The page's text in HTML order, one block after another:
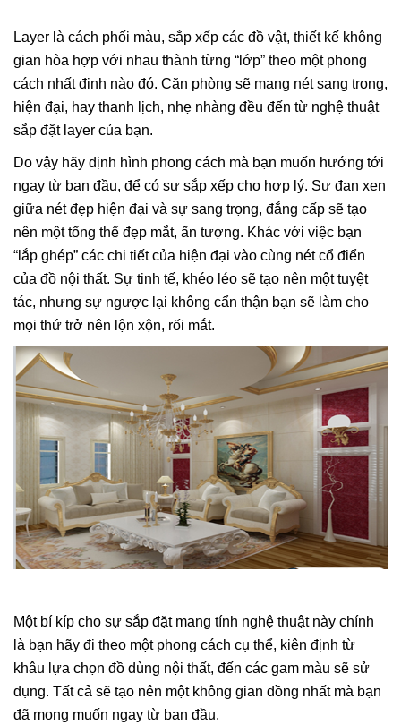
Layer là cách phối màu, sắp xếp các đồ vật, thiết kế không
gian hòa hợp với nhau thành từng “lớp” theo một phong
cách nhất định nào đó. Căn phòng sẽ mang nét sang trọng,
hiện đại, hay thanh lịch, nhẹ nhàng đều đến từ nghệ thuật
sắp đặt layer của bạn.
Do vậy hãy định hình phong cách mà bạn muốn hướng tới
ngay từ ban đầu, để có sự sắp xếp cho hợp lý. Sự đan xen
giữa nét đẹp hiện đại và sự sang trọng, đắng cấp sẽ tạo
nên một tổng thể đẹp mắt, ấn tượng. Khác với việc bạn
“lắp ghép” các chi tiết của hiện đại vào cùng nét cổ điển
của đồ nội thất. Sự tinh tế, khéo léo sẽ tạo nên một tuyệt
tác, nhưng sự ngược lại không cẩn thận bạn sẽ làm cho
mọi thứ trở nên lộn xộn, rối mắt.
Một bí kíp cho sự sắp đặt mang tính nghệ thuật này chính
là bạn hãy đi theo một phong cách cụ thể, kiên định từ
khâu lựa chọn đồ dùng nội thất, đến các gam màu sẽ sử
dụng. Tất cả sẽ tạo nên một không gian đồng nhất mà bạn
đã mong muốn ngay từ ban đầu.